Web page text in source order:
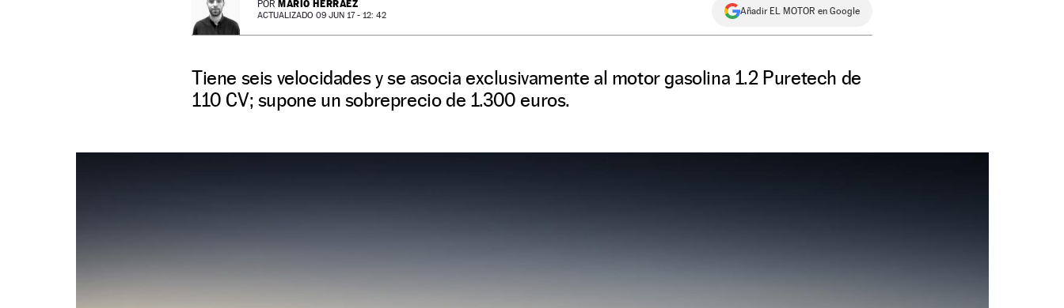
POR MARIO HERRÁEZ
ACTUALIZADO 09 JUN 17 - 12: 42 Añadir EL MOTOR en Google
Tiene seis velocidades y se asocia exclusivamente al motor gasolina 1.2 Puretech de
110 CV; supone un sobreprecio de 1.300 euros.